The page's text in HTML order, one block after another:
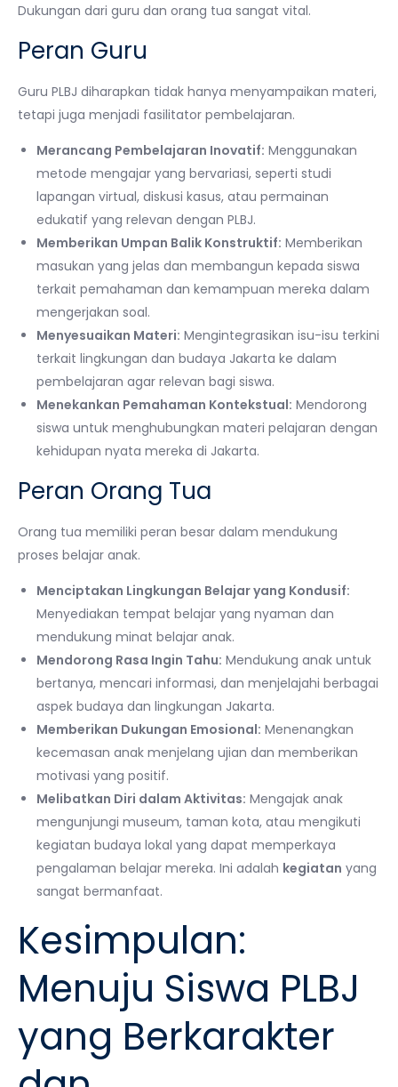
Dukungan dari guru dan orang tua sangat vital.
Peran Guru
Guru PLBJ diharapkan tidak hanya menyampaikan materi,
tetapi juga menjadi fasilitator pembelajaran.
Merancang Pembelajaran Inovatif: Menggunakan
metode mengajar yang bervariasi, seperti studi
lapangan virtual, diskusi kasus, atau permainan
edukatif yang relevan dengan PLBJ.
Memberikan Umpan Balik Konstruktif: Memberikan
masukan yang jelas dan membangun kepada siswa
terkait pemahaman dan kemampuan mereka dalam
mengerjakan soal.
Menyesuaikan Materi: Mengintegrasikan isu-isu terkini
terkait lingkungan dan budaya Jakarta ke dalam
pembelajaran agar relevan bagi siswa.
Menekankan Pemahaman Kontekstual: Mendorong
siswa untuk menghubungkan materi pelajaran dengan
kehidupan nyata mereka di Jakarta.
Peran Orang Tua
Orang tua memiliki peran besar dalam mendukung
proses belajar anak.
Menciptakan Lingkungan Belajar yang Kondusif:
Menyediakan tempat belajar yang nyaman dan
mendukung minat belajar anak.
Mendorong Rasa Ingin Tahu: Mendukung anak untuk
bertanya, mencari informasi, dan menjelajahi berbagai
aspek budaya dan lingkungan Jakarta.
Memberikan Dukungan Emosional: Menenangkan
kecemasan anak menjelang ujian dan memberikan
motivasi yang positif.
Melibatkan Diri dalam Aktivitas: Mengajak anak
mengunjungi museum, taman kota, atau mengikuti
kegiatan budaya lokal yang dapat memperkaya
pengalaman belajar mereka. Ini adalah kegiatan yang
sangat bermanfaat.
Kesimpulan:
Menuju Siswa PLBJ
yang Berkarakter